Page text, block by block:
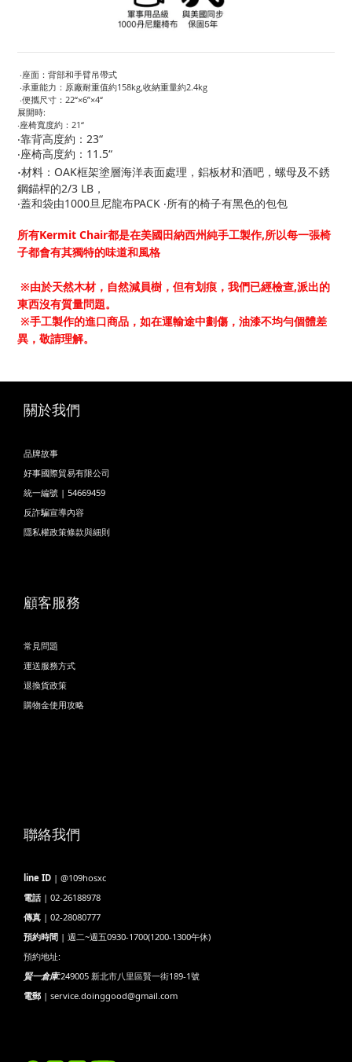
‧座面：背部和手臂吊帶式
‧承重能力：原廠耐重值約158kg,收納重量約2.4kg
‧便攜尺寸：22“×6”×4“
展開時:
‧座椅寬度約：21“
‧靠背高度約：23“
‧座椅高度約：11.5“
‧材料：OAK框架塗層海洋表面處理，鋁板材和酒吧，螺母及不銹
鋼錨桿的2/3 LB，
‧蓋和袋由1000旦尼龍布PACK ‧所有的椅子有黑色的包包
所有Kermit Chair都是在美國田納西州純手工製作,所以每一張椅
子都會有其獨特的味道和風格
※由於天然木材，自然減員樹，但有划痕，我們已經檢查,派出的
東西沒有質量問題。
※手工製作的進口商品，如在運輸途中劃傷，油漆不均勻個體差
異，敬請理解。
關於我們
品牌故事
好事國際貿易有限公司
統一編號 | 54669459
反詐騙宣導內容
隱私權政策條款與細則
顧客服務
常見問題
運送服務方式
退換貨政策
購物金使用攻略
聯絡我們
line ID | @109hosxc
電話 | 02-26188978
傳真 | 02-28080777
預約時間 | 週二~週五0930-1700(1200-1300午休)
預約地址:
賢一倉庫:249005 新北市八里區賢一街189-1號
電郵 | service.doinggood@gmail.com